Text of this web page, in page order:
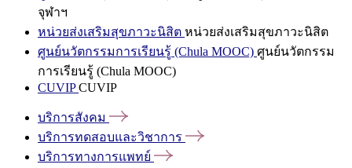
จุฬาฯ
หน่วยส่งเสริมสุขภาวะนิสิต หน่วยส่งเสริมสุขภาวะนิสิต
ศูนย์นวัตกรรมการเรียนรู้ (Chula MOOC) ศูนย์นวัตกรรม
การเรียนรู้ (Chula MOOC)
CUVIPCUVIP
บริการสังคม
บริการทดสอบและวิชาการ
บริการทางการแพทย์